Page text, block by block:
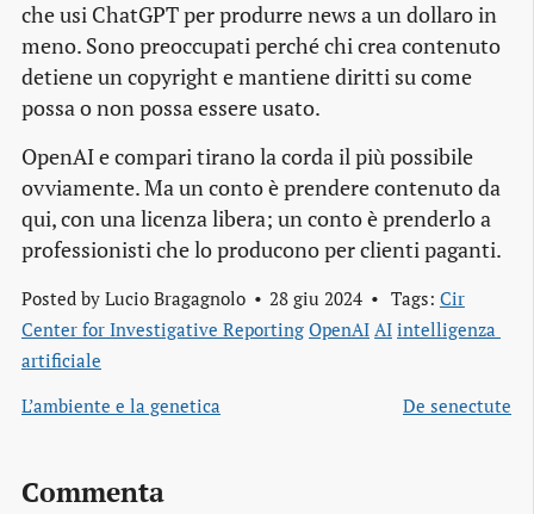
che usi ChatGPT per produrre news a un dollaro in
meno. Sono preoccupati perché chi crea contenuto
detiene un copyright e mantiene diritti su come
possa o non possa essere usato.
OpenAI e compari tirano la corda il più possibile
ovviamente. Ma un conto è prendere contenuto da
qui, con una licenza libera; un conto è prenderlo a
professionisti che lo producono per clienti paganti.
Posted by Lucio Bragagnolo 28 giu 2024 Tags: Cir
Center for Investigative Reporting OpenAI AI intelligenza
artificiale
L’ambiente e la genetica
De senectute
Commenta